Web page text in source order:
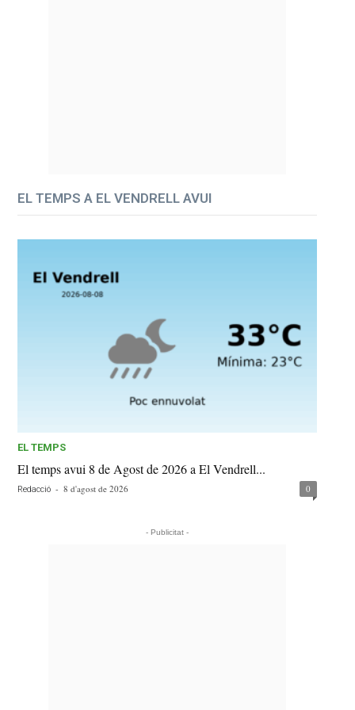
EL TEMPS A EL VENDRELL AVUI
EL TEMPS
El temps avui 8 de Agost de 2026 a El Vendrell...
Redacció - 8 d'agost de 2026 0
- Publicitat -